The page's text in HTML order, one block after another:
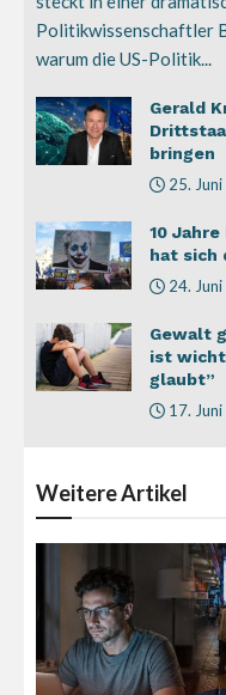
Politikwissenschaftler
warum die US-Politik...
Gerald
bringen
25.
10
hat sich
24.
Gewalt
ist
glaubt”
17.
WeitereArtikel